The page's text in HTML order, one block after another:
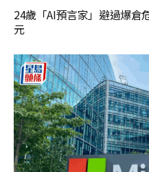
24歲「AI預言家」避過爆倉
元